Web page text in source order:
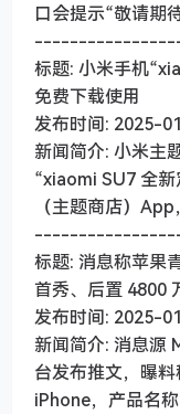
口会提示“敬请期
标题: 小米手机
免费下载使用
发布时间: 2025-
新闻简介: 小米主
“xiaomi SU7 全
（主题商店）
标题: 消息称苹果
首秀、后置 4800
发布时间: 2025-
新闻简介: 消息源
台发布推文，曝
iPhone，产品名